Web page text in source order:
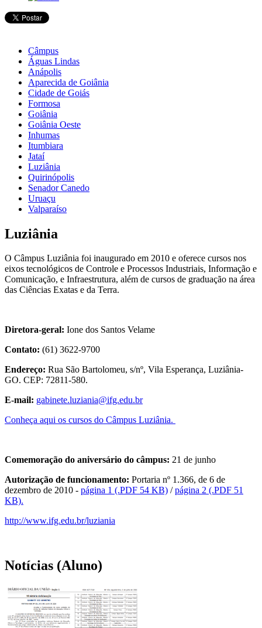
Câmpus
Águas Lindas
Anápolis
Aparecida de Goiânia
Cidade de Goiás
Formosa
Goiânia
Goiânia Oeste
Inhumas
Itumbiara
Jataí
Luziânia
Quirinópolis
Senador Canedo
Uruaçu
Valparaíso
Luziânia
O Câmpus Luziânia foi inaugurado em 2010 e oferece cursos nos
eixos tecnológicos de Controle e Processos Industriais, Informação e
Comunicação, e Infraestrutura, além de cursos de graduação na área
das Ciências Exatas e da Terra.
Diretora-geral: Ione dos Santos Velame
Contato: (61) 3622-9700
Endereço: Rua São Bartolomeu, s/nº, Vila Esperança, Luziânia-
GO. CEP: 72811-580.
E-mail: gabinete.luziania@ifg.edu.br
Conheça aqui os cursos do Câmpus Luziânia.
Comemoração do aniversário do câmpus: 21 de junho
Autorização de funcionamento: Portaria nº 1.366, de 6 de
dezembro de 2010 - página 1 (.PDF 54 KB) /página 2 (.PDF 51
KB).
http://www.ifg.edu.br/luziania
Notícias (Aluno)